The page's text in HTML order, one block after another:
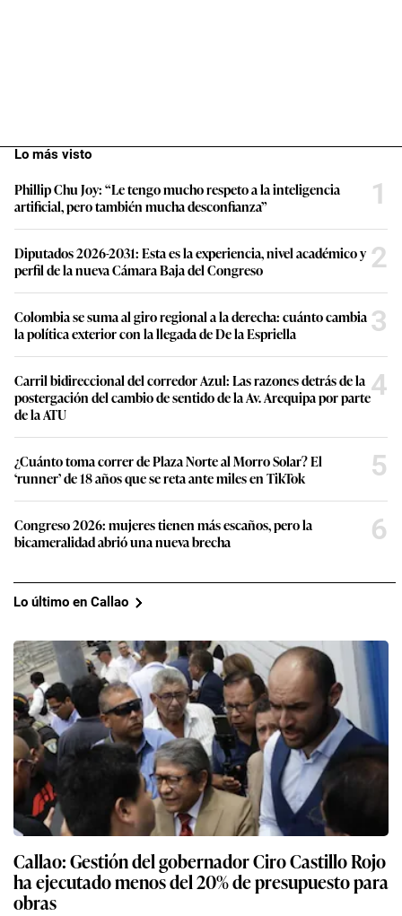
Lo más visto
Phillip Chu Joy: “Le tengo mucho respeto a la inteligencia
artificial, pero también mucha desconfianza”
1
Diputados 2026-2031: Esta es la experiencia, nivel académico y
perfil de la nueva Cámara Baja del Congreso
2
Colombia se suma al giro regional a la derecha: cuánto cambia
la política exterior con la llegada de De la Espriella
3
Carril bidireccional del corredor Azul: Las razones detrás de la
postergación del cambio de sentido de la Av. Arequipa por parte
de la ATU
4
¿Cuánto toma correr de Plaza Norte al Morro Solar? El
‘runner’ de 18 años que se reta ante miles en TikTok
5
Congreso 2026: mujeres tienen más escaños, pero la
bicameralidad abrió una nueva brecha
6
Lo último en Callao
Callao: Gestión del gobernador Ciro Castillo Rojo
ha ejecutado menos del 20% de presupuesto para
obras